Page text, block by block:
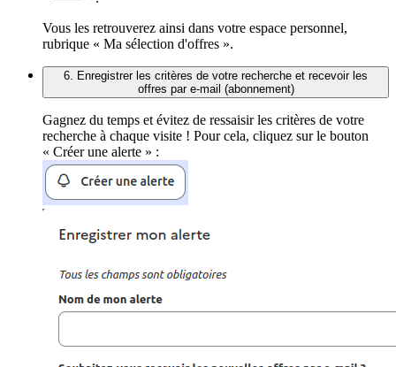
Vous les retrouverez ainsi dans votre espace personnel,
rubrique « Ma sélection d'offres ».
6. Enregistrer les critères de votre recherche et recevoir les
offres par e-mail (abonnement)
Gagnez du temps et évitez de ressaisir les critères de votre
recherche à chaque visite ! Pour cela, cliquez sur le bouton
« Créer une alerte » :